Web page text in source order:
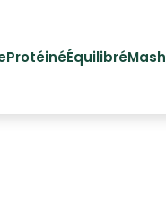
ProtéinéÉquilibréMash